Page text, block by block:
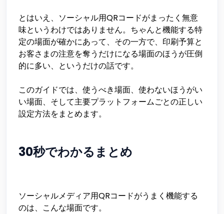
とはいえ、ソーシャル用QRコードがまったく無意
味というわけではありません。ちゃんと機能する特
定の場面が確かにあって、その一方で、印刷予算と
お客さまの注意を奪うだけになる場面のほうが圧倒
的に多い、というだけの話です。
このガイドでは、使うべき場面、使わないほうがい
い場面、そして主要プラットフォームごとの正しい
設定方法をまとめます。
30秒でわかるまとめ
ソーシャルメディア用QRコードがうまく機能する
のは、こんな場面です。